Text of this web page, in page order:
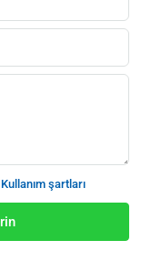
Kullanım şartları